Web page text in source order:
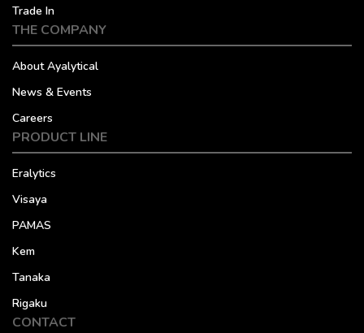
Trade In
THE COMPANY
About Ayalytical
News & Events
Careers
PRODUCT LINE
Eralytics
Visaya
PAMAS
Kem
Tanaka
Rigaku
CONTACT